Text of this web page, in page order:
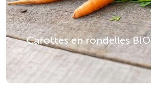
Carottes en rondelles BIO